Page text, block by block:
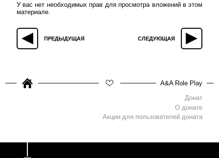
У вас нет необходимых прав для просмотра вложений в этом
материале.
ПРЕДЫДУЩАЯ СЛЕДУЮЩАЯ
A&A Role Play
Донат
О донате
Акции для пользователей доната